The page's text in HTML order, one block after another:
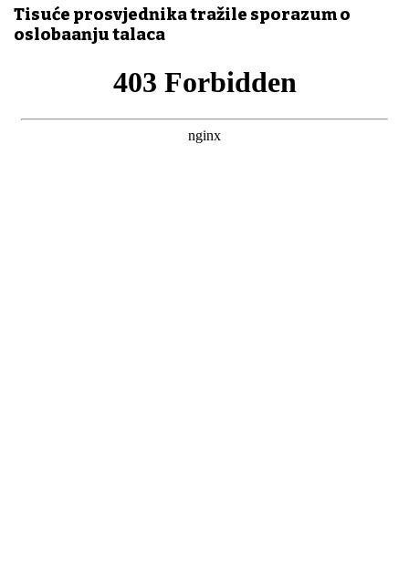
Tisuće prosvjednika tražile sporazum o
oslobađanju talaca